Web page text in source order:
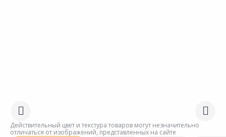
Действительный цвет и текстура товаров могут незначительно
отличаться от изображений, представленных на сайте